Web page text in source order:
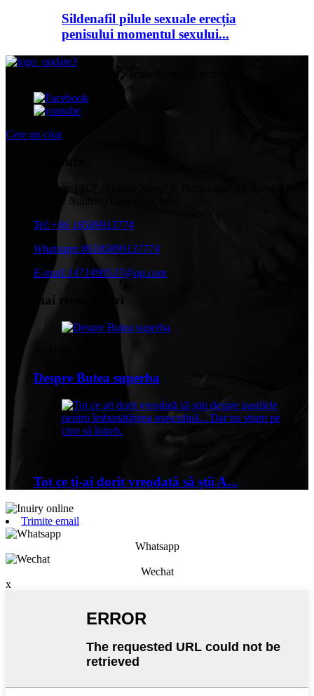
Sildenafil pilule sexuale erecția
penisului momentul sexului...
© Copyright - 2010-2023 : Toate drepturile rezervate. , , , , , ,
Cere un citat
a lua legatura
Camera 1312, clădirea Știință și Tehnologie, 27 Science Park
Avenue Nanning Guangxi China
Tel:+86 18589913774
Whatsapp:86185899137774
E-mail:1471490537@qq.com
Cele mai recente știri
Despre Butea superba
Tot ce ți-ai dorit vreodată să știi A...
Trimite email
Whatsapp
Wechat
x